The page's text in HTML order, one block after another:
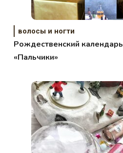
волосы и ногти
Рождественский календарь
«Пальчики»